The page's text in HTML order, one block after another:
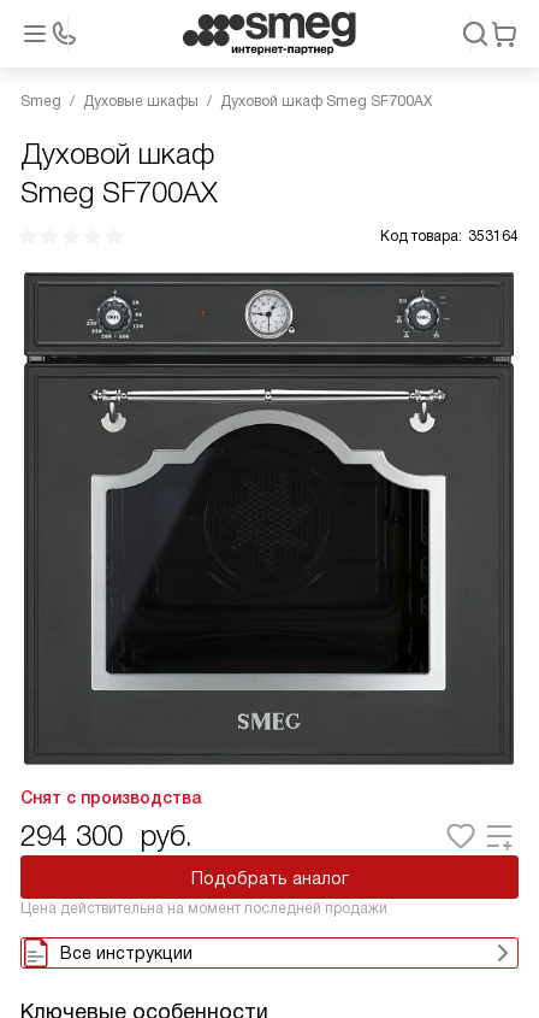
Smeg Духовые шкафы Духовой шкаф Smeg SF700AX
Духовой шкаф
Smeg SF700AX
Код товара: 353164
Снят с производства
294 300 руб.
Подобрать аналог
Цена действительна на момент последней продажи
Все инструкции
Ключевые особенности